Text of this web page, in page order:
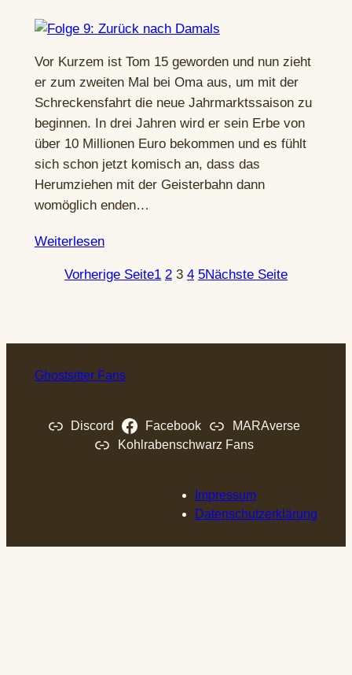
Vor Kurzem ist Tom 15 geworden und nun zieht
er zum zweiten Mal bei Oma aus, um mit der
Schreckensfahrt die neue Jahrmarktssaison zu
beginnen. In drei Jahren wird er sein Erbe von
über 10 Millionen Euro bekommen und es fühlt
sich schon jetzt komisch an, dass das
Herumziehen mit der Geisterbahn dann
womöglich enden…
Weiterlesen
Vorherige Seite1 2 3 4 5Nächste Seite
Ghostsitter Fans
Discord Facebook
MARAverse
Kohlrabenschwarz Fans
Impressum
Datenschutzerklärung